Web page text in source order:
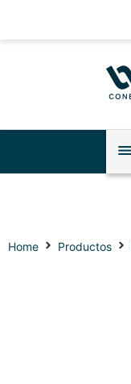
Home Productos